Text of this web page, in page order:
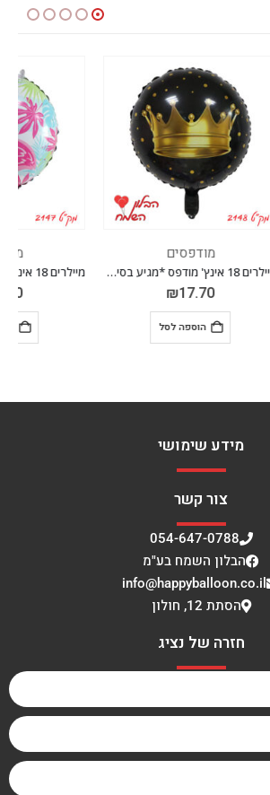
מיילרים 18 אינץ' מודפס *מגיע בסיטונאות חבילה של 5 יח' * מיילרים 18 אינץ' מודפס *מגיע בסיטונאות חבילה של 5 יח' *
מידע שימושי
צור קשר
054-647-0788
הבלון השמח בע"מ
info@happyballoon.co.il
הסתת 12, חולון
חזרה של נציג